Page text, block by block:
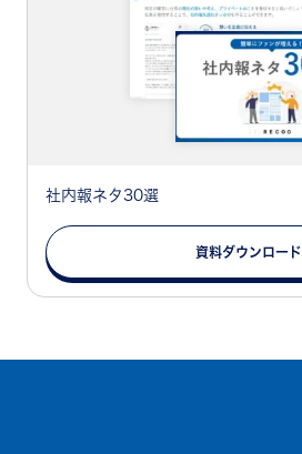
社内報ネタ30選
資料ダウンロード